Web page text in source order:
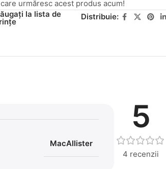
urmăresc acest produs acum!
la lista de Distribuie:
MacAllister
5
4 recenzii